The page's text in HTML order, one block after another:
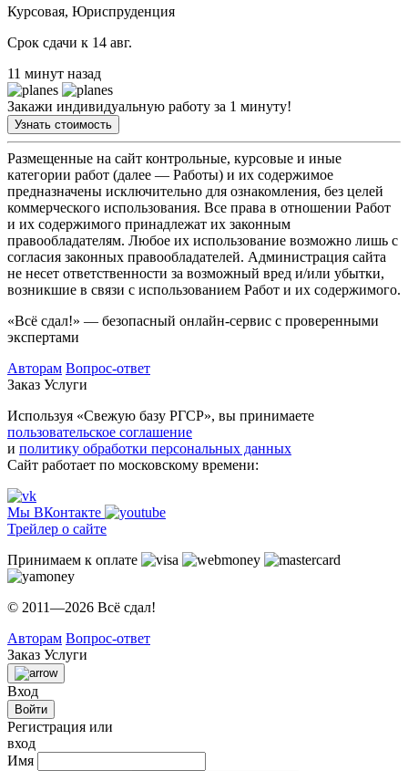
Курсовая, Юриспруденция
Срок сдачи к 14 авг.
11 минут назад
Закажи индивидуальную работу за 1 минуту!
Узнать стоимость
Размещенные на сайт контрольные, курсовые и иные
категории работ (далее — Работы) и их содержимое
предназначены исключительно для ознакомления, без целей
коммерческого использования. Все права в отношении Работ
и их содержимого принадлежат их законным
правообладателям. Любое их использование возможно лишь с
согласия законных правообладателей. Администрация сайта
не несет ответственности за возможный вред и/или убытки,
возникшие в связи с использованием Работ и их содержимого.
«Всё сдал!» — безопасный онлайн-сервис с проверенными
экспертами
Авторам Вопрос-ответ
Заказ Услуги
Используя «Свежую базу РГСР», вы принимаете
пользовательское соглашение
и политику обработки персональных данных
Сайт работает по московскому времени:
Мы ВКонтакте
Трейлер о сайте
Принимаем к оплате
© 2011—2026 Всё сдал!
Авторам Вопрос-ответ
Заказ Услуги
Вход
Войти
Регистрация или
вход
Имя